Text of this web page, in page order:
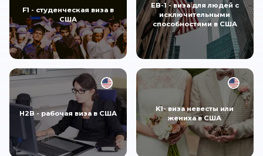
F1 - студенческая виза в
США
EB-1 - виза для людей с
исключительными
способностями в США
Н2В - рабочая виза в США
K1- виза невесты или
жениха в США